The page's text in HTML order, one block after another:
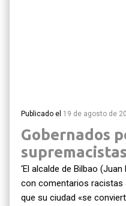
Publicado el 19 de agosto de
Gobernados
supremacistas
‘El alcalde de Bilbao
con comentarios racistas
que su ciudad «se